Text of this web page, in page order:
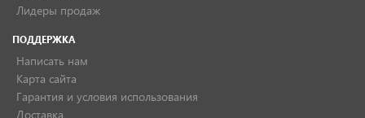
Лидеры продаж
ПОДДЕРЖКА
Написать нам
Карта сайта
Гарантия и условия использования
Доставка